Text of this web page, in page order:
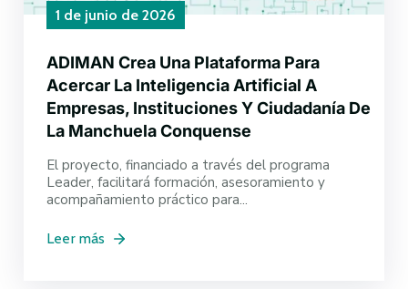
1 de junio de 2026
ADIMAN Crea Una Plataforma Para
Acercar La Inteligencia Artificial A
Empresas, Instituciones Y Ciudadanía De
La Manchuela Conquense
El proyecto, financiado a través del programa
Leader, facilitará formación, asesoramiento y
acompañamiento práctico para...
Leer más